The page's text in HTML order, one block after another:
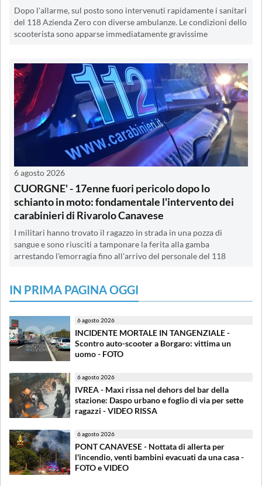
Dopo l'allarme, sul posto sono intervenuti rapidamente i sanitari
del 118 Azienda Zero con diverse ambulanze. Le condizioni dello
scooterista sono apparse immediatamente gravissime
6 agosto 2026
CUORGNE' - 17enne fuori pericolo dopo lo
schianto in moto: fondamentale l'intervento dei
carabinieri di Rivarolo Canavese
I militari hanno trovato il ragazzo in strada in una pozza di
sangue e sono riusciti a tamponare la ferita alla gamba
arrestando l'emorragia fino all'arrivo del personale del 118
IN PRIMA PAGINA OGGI
6 agosto 2026
INCIDENTE MORTALE IN TANGENZIALE -
Scontro auto-scooter a Borgaro: vittima un
uomo - FOTO
6 agosto 2026
IVREA - Maxi rissa nel dehors del bar della
stazione: Daspo urbano e foglio di via per sette
ragazzi - VIDEO RISSA
6 agosto 2026
PONT CANAVESE - Nottata di allerta per
l'incendio, venti bambini evacuati da una casa -
FOTO e VIDEO